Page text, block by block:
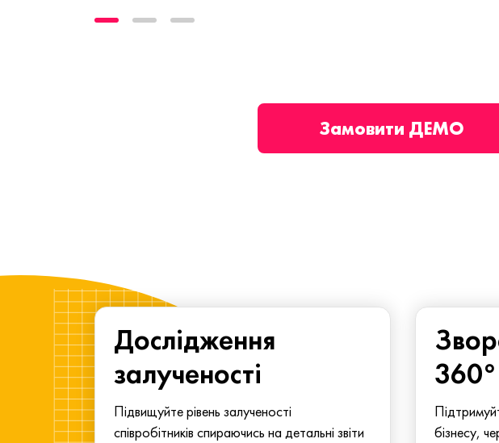
Замовити ДЕМО
Дослідження
залученості
Підвищуйте рівень залученості
співробітників спираючись на детальні звіти
360°
бізнесу,